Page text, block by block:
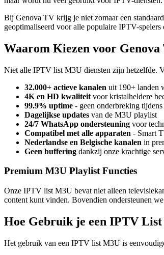
Bij Genova TV krijg je niet zomaar een
geoptimaliseerd voor alle populaire IPTV-spelers
Waarom Kiezen voor
Niet alle IPTV list M3U diensten zijn hetzelfde.
32.000+ actieve kanalen uit 190+ landen
4K en HD kwaliteit voor kristalheldere
99.9% uptime - geen onderbreking
Dagelijkse updates van de M3U playlist
24/7 WhatsApp ondersteuning voor
Compatibel met alle apparaten - Smart
Nederlandse en Belgische kanalen in
Geen buffering dankzij onze krachtige
Premium M3U Playlist Functies
Onze IPTV list M3U bevat niet alleen
content kunt vinden. Bovendien ondersteunen
Hoe Gebruik je een IPTV
Het gebruik van een IPTV list M3U is